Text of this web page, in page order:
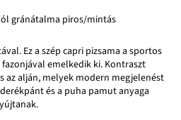
gránátalma piros/mintás
Ez a szép capri pizsama a sportos
emelkedik ki. Kontraszt
az alján, melyek modern megjelenést
és a puha pamut anyaga